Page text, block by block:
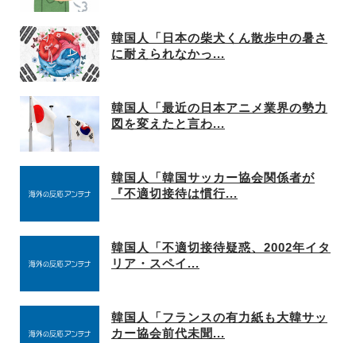
韓国人「日本の柴犬くん散歩中の暑さ
に耐えられなかっ...
韓国人「最近の日本アニメ業界の勢力
図を変えたと言わ...
韓国人「韓国サッカー協会関係者が
『不適切接待は慣行...
韓国人「不適切接待疑惑、2002年イタ
リア・スペイ...
韓国人「フランスの有力紙も大韓サッ
カー協会前代未聞...